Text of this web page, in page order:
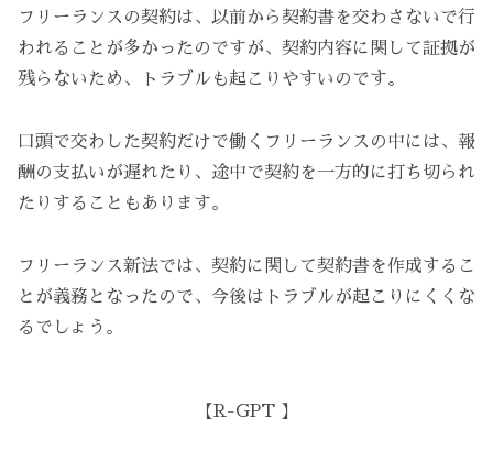
フリーランスの契約は、以前から契約書を交わさないで行
われることが多かったのですが、契約内容に関して証拠が
残らないため、トラブルも起こりやすいのです。
口頭で交わした契約だけで働くフリーランスの中には、報
酬の支払いが遅れたり、途中で契約を一方的に打ち切られ
たりすることもあります。
フリーランス新法では、契約に関して契約書を作成するこ
とが義務となったので、今後はトラブルが起こりにくくな
るでしょう。
【R-GPT 】